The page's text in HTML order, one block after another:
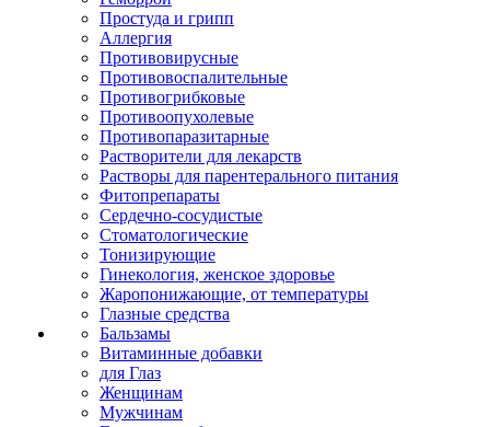
Простуда и грипп
Аллергия
Противовирусные
Противовоспалительные
Противогрибковые
Противоопухолевые
Противопаразитарные
Растворители для лекарств
Растворы для парентерального питания
Фитопрепараты
Сердечно-сосудистые
Стоматологические
Тонизирующие
Гинекология, женское здоровье
Жаропонижающие, от температуры
Глазные средства
Бальзамы
Витаминные добавки
для Глаз
Женщинам
Мужчинам